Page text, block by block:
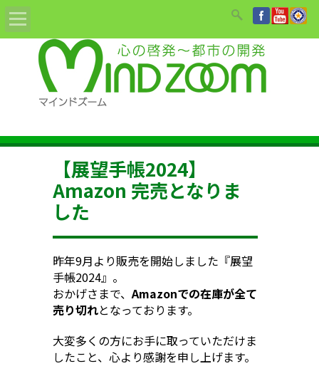
Home
ABOUT
教材/書籍/DVD
姓名鑑定依頼
セミナーのご案内
お知らせ
【展望手帳2024】
Amazon 完売となりま
した
昨年9月より販売を開始しました『展望
手帳2024』。
おかげさまで、Amazonでの在庫が全て
売り切れとなっております。
大変多くの方にお手に取っていただけま
したこと、心より感謝を申し上げます。